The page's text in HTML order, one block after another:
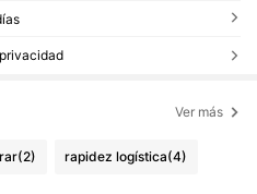
Ver más
(2) rapidez logística(4)